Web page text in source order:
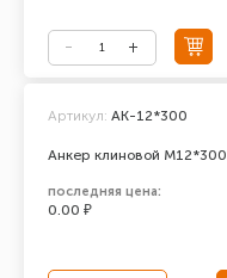
Анкер клиновой М12*300
Артикул: AK-12*300
последняя цена:
0.00 ₽